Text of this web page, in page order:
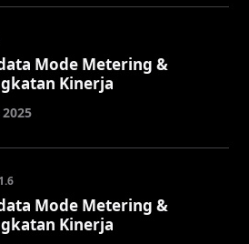
Mode Metering &
Kinerja
Mode Metering &
Kinerja